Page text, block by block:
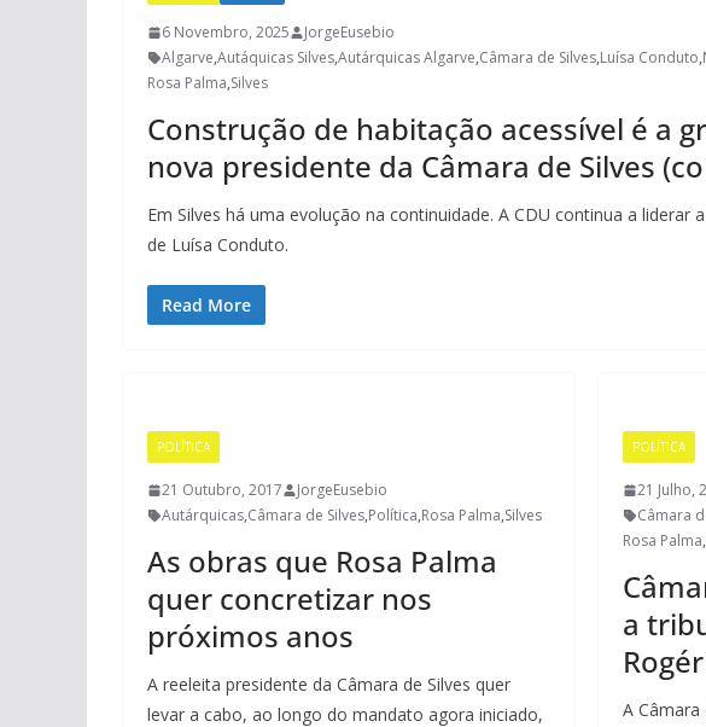
6 Novembro, 2025
JorgeEusebio
Algarve,Autáquicas Silves,Autárquicas Algarve,Câmara de Silves,Luísa Conduto,
Rosa Palma,Silves
Construção de habitação acessível é a
nova presidente da Câmara de Silves
Em Silves há uma evolução na continuidade. A CDU continua a liderar
de Luísa Conduto.
Read More
POLÍTICA
21 Outubro, 2017
JorgeEusebio
Autárquicas,Câmara de Silves,Política,Rosa Palma,Silves
As obras que Rosa Palma
quer concretizar nos
próximos anos
A reeleita presidente da Câmara de Silves quer
levar a cabo, ao longo do mandato agora iniciado,
POLÍTICA
21 Julho,
Câmara
Rosa Palma,
a
A Câmara